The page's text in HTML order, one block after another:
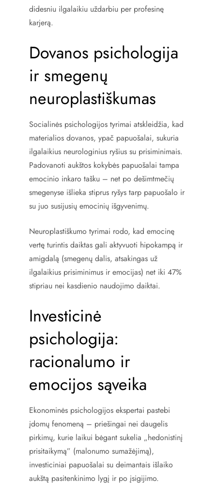
didesniu ilgalaikiu uždarbiu per profesinę
karjerą.
Dovanos psichologija
ir smegenų
neuroplastiškumas
Socialinės psichologijos tyrimai atskleidžia, kad
materialios dovanos, ypač papuošalai, sukuria
ilgalaikius neurologinius ryšius su prisiminimais.
Padovanoti aukštos kokybės papuošalai tampa
emocinio inkaro tašku – net po dešimtmečių
smegenyse išlieka stiprus ryšys tarp papuošalo ir
su juo susijusių emocinių išgyvenimų.
Neuroplastiškumo tyrimai rodo, kad emocinę
vertę turintis daiktas gali aktyvuoti hipokampą ir
amigdalą (smegenų dalis, atsakingas už
ilgalaikius prisiminimus ir emocijas) net iki 47%
stipriau nei kasdienio naudojimo daiktai.
Investicinė
psichologija:
racionalumo ir
emocijos sąveika
Ekonominės psichologijos ekspertai pastebi
įdomų fenomeną – priešingai nei daugelis
pirkimų, kurie laikui bėgant sukelia „hedonistinį
prisitaikymą” (malonumo sumažėjimą),
investiciniai papuošalai su deimantais išlaiko
aukštą pasitenkinimo lygį ir po įsigijimo.